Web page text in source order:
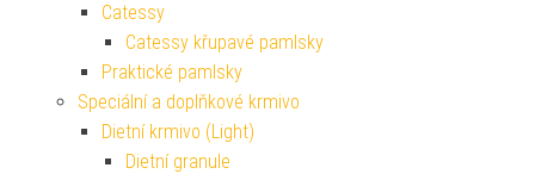
Catessy
Catessy křupavé pamlsky
Praktické pamlsky
Speciální a doplňkové krmivo
Dietní krmivo (Light)
Dietní granule